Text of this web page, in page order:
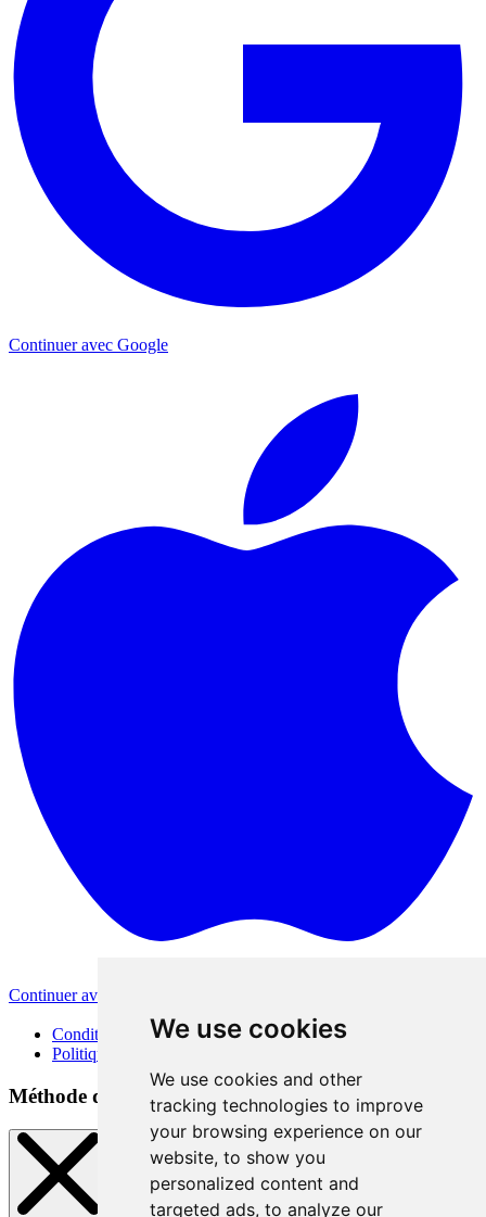
We use cookies
We use cookies and other
tracking technologies to improve
your browsing experience on our
website, to show you
personalized content and
targeted ads, to analyze our
Continuer avec Google
Continuer avec Apple
Conditions d'utilisation
Politique de confidentialité
Méthode de connexion